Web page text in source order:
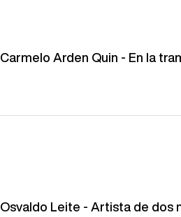
Carmelo Arden Quin - En la
Osvaldo Leite - Artista de dos